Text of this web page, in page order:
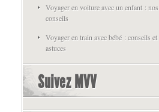
Voyager en voiture avec un enfant : nos
conseils
Voyager en train avec bébé : conseils et
astuces
Suivez MVV